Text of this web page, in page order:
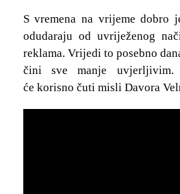
S vremena na vrijeme dobro
odudaraju od uvriježenog
reklama. Vrijedi to posebno
čini sve manje
će korisno čuti misli Davora